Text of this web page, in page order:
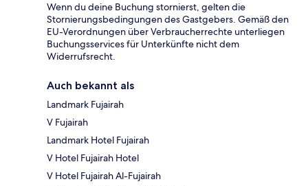
Wenn du deine Buchung stornierst, gelten die
Stornierungsbedingungen des Gastgebers. Gemäß den
EU-Verordnungen über Verbraucherrechte unterliegen
Buchungsservices für Unterkünfte nicht dem
Widerrufsrecht.
Auch bekannt als
Landmark Fujairah
V Fujairah
Landmark Hotel Fujairah
V Hotel Fujairah Hotel
V Hotel Fujairah Al-Fujairah